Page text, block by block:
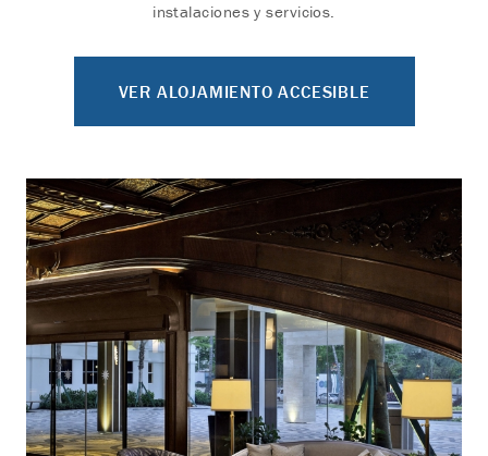
instalaciones y servicios.
VER ALOJAMIENTO ACCESIBLE